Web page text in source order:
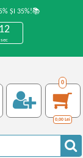
ȘI 35%!📚
12
sec
0
0,00 Lei